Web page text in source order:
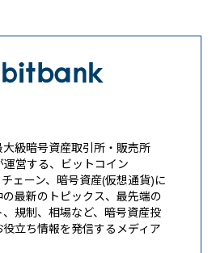
級暗号資産取引所・販売所
運営する、ビットコイン
ェーン、暗号資産(仮想通貨)に
最新のトピックス、最先端の
規制、相場など、暗号資産投
立ち情報を発信するメディア